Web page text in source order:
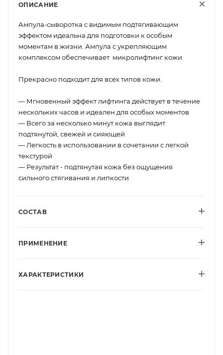
ОПИСАНИЕ
Ампула-сыворотка с видимым подтягивающим
эффектом идеальна для подготовки к особым
моментам в жизни. Ампула с укрепляющим
комплексом обеспечивает микролифтинг кожи.
Прекрасно подходит для всех типов кожи.
— Мгновенный эффект лифтинга действует в течение
нескольких часов и идеален для особых моментов
— Всего за несколько минут кожа выглядит
подтянутой, свежей и сияющей
— Легкость в использовании в сочетании с легкой
текстурой
— Результат - подтянутая кожа без ощущения
сильного стягивания и липкости
СОСТАВ
ПРИМЕНЕНИЕ
ХАРАКТЕРИСТИКИ